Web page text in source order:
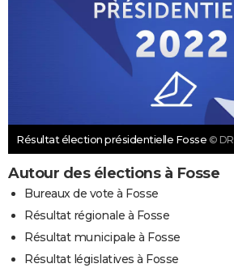
Résultat élection présidentielle Fosse © DR
Autour des élections à Fosse
Bureaux de vote à Fosse
Résultat régionale à Fosse
Résultat municipale à Fosse
Résultat législatives à Fosse